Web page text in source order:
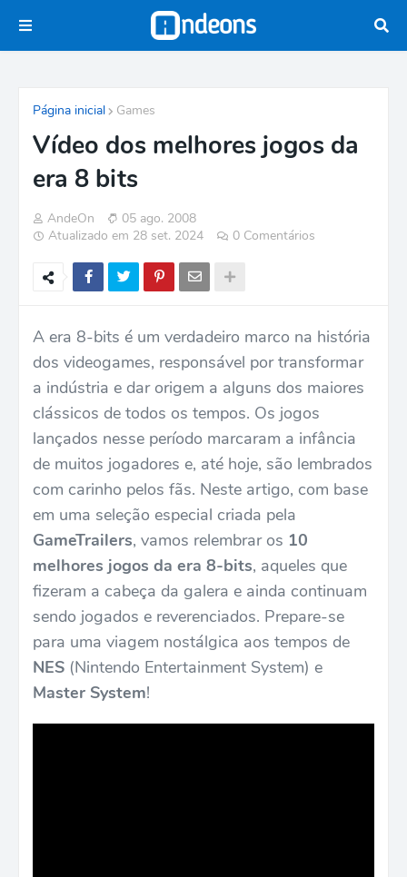
Página inicial Games
Vídeo dos melhores jogos da
era 8 bits
AndeOn
05 ago. 2008
Atualizado em 28 set. 2024
0 Comentários
A era 8-bits é um verdadeiro marco na história
dos videogames, responsável por transformar
a indústria e dar origem a alguns dos maiores
clássicos de todos os tempos. Os jogos
lançados nesse período marcaram a infância
de muitos jogadores e, até hoje, são lembrados
com carinho pelos fãs. Neste artigo, com base
em uma seleção especial criada pela
GameTrailers, vamos relembrar os 10
melhores jogos da era 8-bits, aqueles que
fizeram a cabeça da galera e ainda continuam
sendo jogados e reverenciados. Prepare-se
para uma viagem nostálgica aos tempos de
NES (Nintendo Entertainment System) e
Master System!